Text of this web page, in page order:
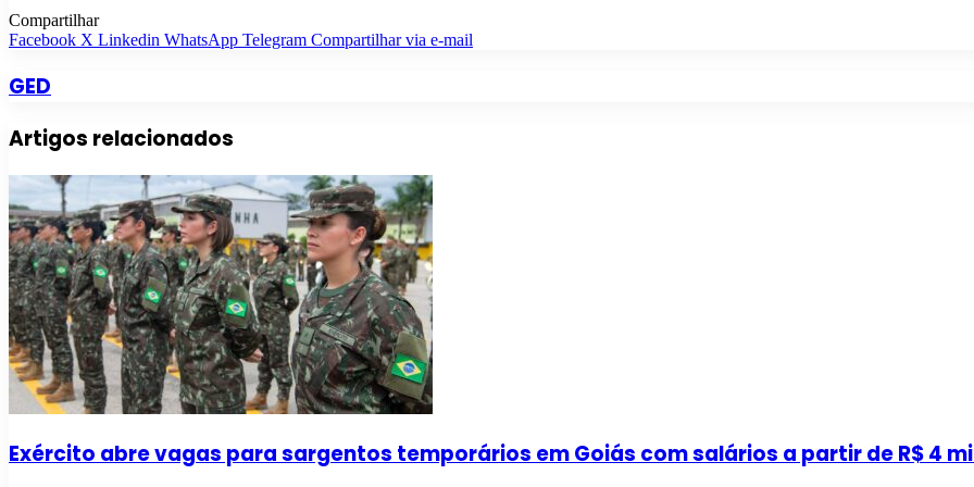
Compartilhar
Facebook X Linkedin WhatsApp Telegram Compartilhar via e-mail
GED
Artigos relacionados
Exército abre vagas para sargentos temporários em Goiás com salários a partir de R$ 4